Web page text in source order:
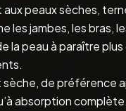
peaux sèches,
jambes, les bras,
la peau à paraître
de préférence
absorption